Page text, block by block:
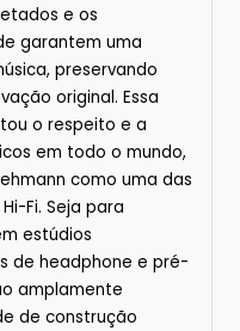
e os
garantem uma
preservando
original. Essa
o respeito e a
em todo o mundo,
como uma das
Fi. Seja para
estúdios
de headphone e pré-
amplamente
de construção